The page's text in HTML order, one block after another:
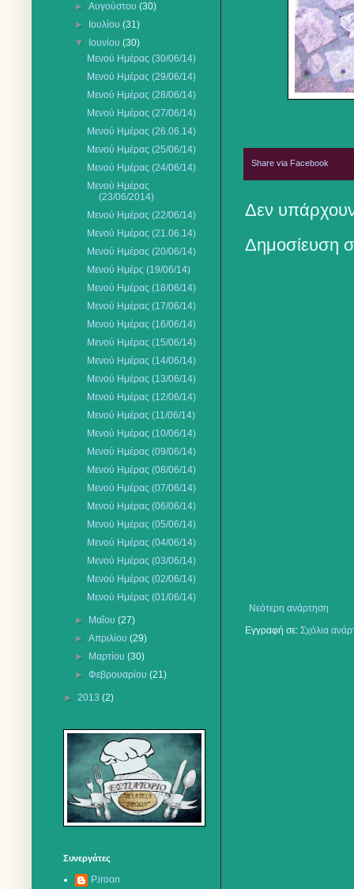
Share via Facebook
Δεν
Δημοσίευση
Νεότερη ανάρτηση
Εγγραφή σε: Σχόλια
►Αυγούστου(30)
►
Ιουλίου(31)
▼
Ιουνίου(30)
Μενού Ημέρας (30/06/14)
Μενού Ημέρας (29/06/14)
Μενού Ημέρας (28/06/14)
Μενού Ημέρας (27/06/14)
Μενού Ημέρας (26.06.14)
Μενού Ημέρας (25/06/14)
Μενού Ημέρας (24/06/14)
Μενού Ημέρας
(23/06/2014)
Μενού Ημέρας (22/06/14)
Μενού Ημέρας (21.06.14)
Μενού Ημέρας (20/06/14)
Μενού Ημέρς (19/06/14)
Μενού Ημέρας (18/06/14)
Μενού Ημέρας (17/06/14)
Μενού Ημέρας (16/06/14)
Μενού Ημέρας (15/06/14)
Μενού Ημέρας (14/06/14)
Μενού Ημέρας (13/06/14)
Μενού Ημέρας (12/06/14)
Μενού Ημέρας (11/06/14)
Μενού Ημέρας (10/06/14)
Μενού Ημέρας (09/06/14)
Μενού Ημέρας (08/06/14)
Μενού Ημέρας (07/06/14)
Μενού Ημέρας (06/06/14)
Μενού Ημέρας (05/06/14)
Μενού Ημέρας (04/06/14)
Μενού Ημέρας (03/06/14)
Μενού Ημέρας (02/06/14)
Μενού Ημέρας (01/06/14)
► Μαΐου(27)
►Απριλίου(29)
►
Μαρτίου(30)
►Φεβρουαρίου(21)
► 2013 (2)
Συνεργάτες
P.iroon